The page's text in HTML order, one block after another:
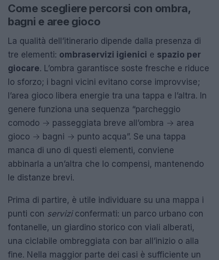
Come scegliere percorsi con ombra,
bagni e aree gioco
La qualità dell’itinerario dipende dalla presenza di
tre elementi: ombraservizi igienici e spazio per
giocare. L’ombra garantisce soste fresche e riduce
lo sforzo; i bagni vicini evitano corse improvvise;
l’area gioco libera energie tra una tappa e l’altra. In
genere funziona una sequenza “parcheggio
comodo → passeggiata breve all’ombra → area
gioco → bagni → punto acqua”. Se una tappa
manca di uno di questi elementi, conviene
abbinarla a un’altra che lo compensi, mantenendo
le distanze brevi.
Prima di partire, è utile individuare su una mappa i
punti con serviziconfermati: un parco urbano con
fontanelle, un giardino storico con viali alberati,
una ciclabile ombreggiata con bar all’inizio o alla
fine. Nella maggior parte dei casi è sufficiente un